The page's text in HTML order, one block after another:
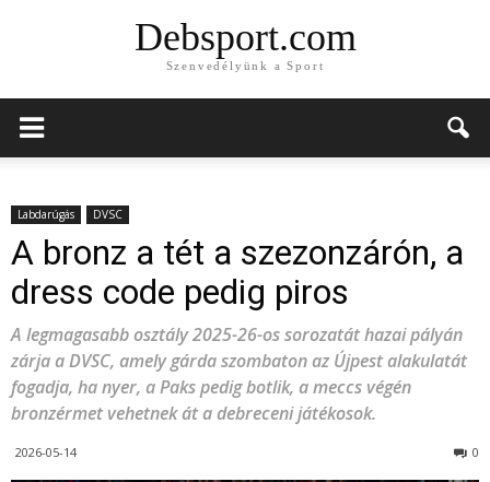
Debsport.com
Szenvedélyünk a Sport
Labdarúgás DVSC
A bronz a tét a szezonzárón, a
dress code pedig piros
A legmagasabb osztály 2025-26-os sorozatát hazai pályán
zárja a DVSC, amely gárda szombaton az Újpest alakulatát
fogadja, ha nyer, a Paks pedig botlik, a meccs végén
bronzérmet vehetnek át a debreceni játékosok.
2026-05-14 0